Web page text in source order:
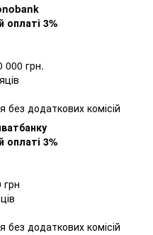
оплаті 3%
000 грн.
додаткових комісій
оплаті 3%
додаткових комісій